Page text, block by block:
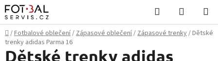
Přejít
na
obsah
Hledat
KOŠÍK
Domů
/Fotbalové oblečení/Zápasové oblečení/Zápasové trenky/Dětské
trenky adidas Parma 16
Dětské trenky adidas